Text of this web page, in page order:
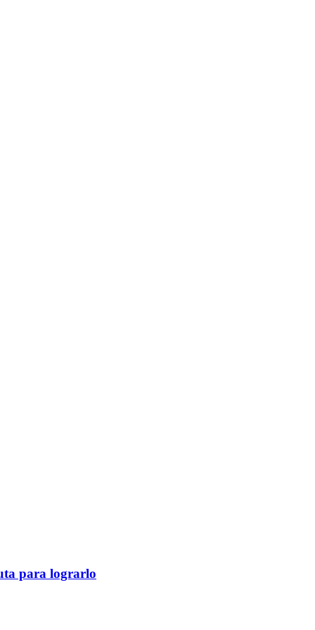
para lograrlo